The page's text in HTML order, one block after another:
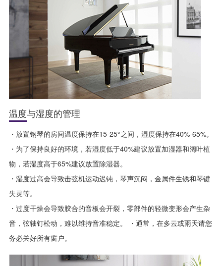
温度与湿度的管理
・放置钢琴的房间温度保持在15-25°之间，湿度保持在40%-65%。
・为了保持良好的环境，若湿度低于40%建议放置加湿器和阔叶植
物，若湿度高于65%建议放置除湿器。
・湿度过高会导致击弦机运动迟钝，琴声沉闷，金属件生锈和琴键
失灵等。
・过度干燥会导致胶合的音板会开裂，零部件的轻微变形会产生杂
音，弦轴钉松动，难以维持音准稳定。 ・通常，在多云或雨天请您
务必关好所有窗户。